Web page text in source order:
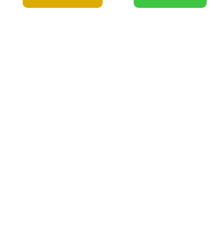
Puertito de Güímar, las urbanizaciones costeras y las zonas